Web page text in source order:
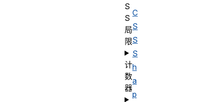
C
S
S
S
h
a
p
S
S
局
限
计
数
器